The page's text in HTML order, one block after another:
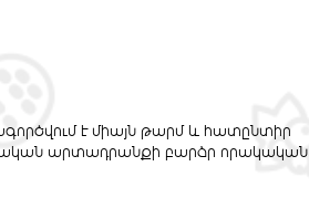
է միայն թարմ և հատընտիր
արտադրանքի բարձր որակական